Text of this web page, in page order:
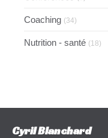
Coaching (34)
Nutrition - santé (18)
Cyril Blanchard